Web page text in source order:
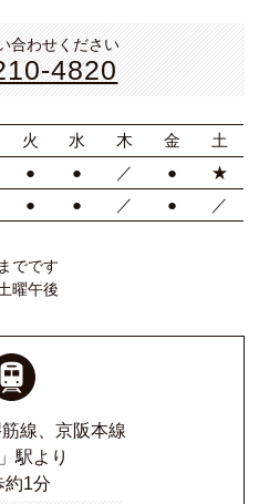
合わせください
4820
火 水 木 金
土
● ● ／ ●
★
● ● ／ ● ／
でです
曜午後
線、京阪本線
駅より
約1分